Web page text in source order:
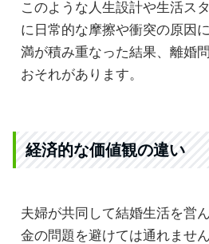
このような人生設計や生活ス
に日常的な摩擦や衝突の原因
満が積み重なった結果、離婚
おそれがあります。
経済的な価値観の違い
夫婦が共同して結婚生活を営
金の問題を避けては通れません